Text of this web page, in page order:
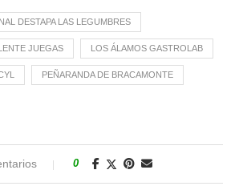
DESTAPA LAS LEGUMBRES
LENTE JUEGAS LOS ÁLAMOS GASTROLAB
PEÑARANDA DE BRACAMONTE
0